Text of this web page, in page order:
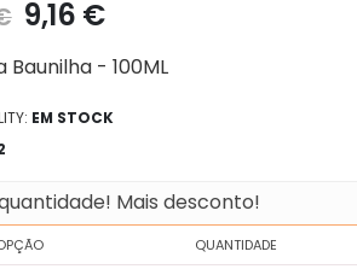
9,16 €
Baunilha - 100ML
EM STOCK
Mais desconto!
QUANTIDADE